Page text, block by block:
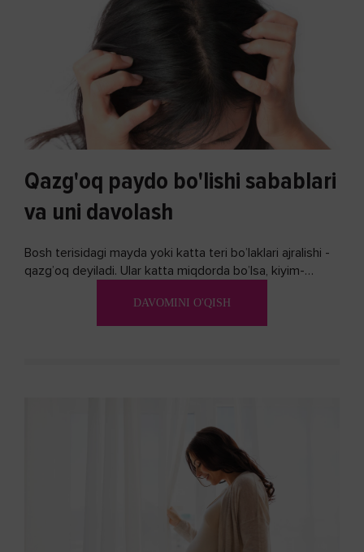
Qazg'oq paydo bo'lishi sabablari
va uni davolash
Bosh terisidagi mayda yoki katta teri bo’laklari ajralishi -
qazg’oq deyiladi. Ular katta miqdorda bo’lsa, kiyim-
DAVOMINI O'QISH